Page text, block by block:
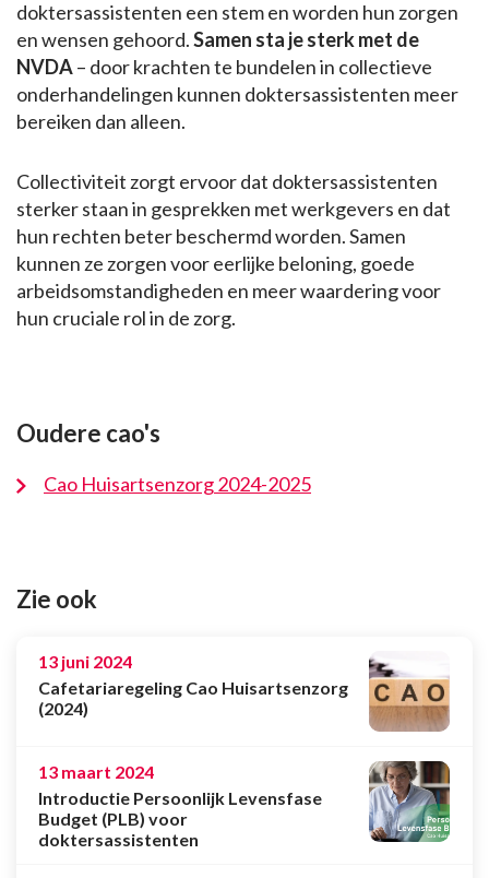
doktersassistenten een stem en worden hun zorgen
en wensen gehoord.Samen sta je sterk met de
NVDA– door krachten te bundelen in collectieve
onderhandelingen kunnen doktersassistenten meer
bereiken dan alleen.
Collectiviteit zorgt ervoor dat doktersassistenten
sterker staan in gesprekken met werkgevers en dat
hun rechten beter beschermd worden. Samen
kunnen ze zorgen voor eerlijke beloning, goede
arbeidsomstandigheden en meer waardering voor
hun cruciale rol in de zorg.
Oudere cao's
Cao Huisartsenzorg 2024-2025
Zie ook
13 juni 2024
Cafetariaregeling Cao Huisartsenzorg
(2024)
13 maart 2024
Introductie Persoonlijk Levensfase
Budget (PLB) voor
doktersassistenten